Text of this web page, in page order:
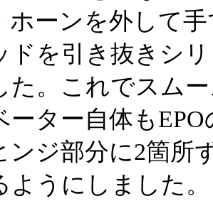
ホーンを外して
ドを引き抜きシ
た。これでスム
ーター自体も
ンジ部分に2箇所
ようにしました。